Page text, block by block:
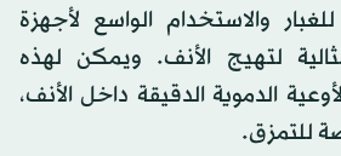
والاستخدام الواسع لأجهزة
لتهيج الأنف. ويمكن لهذه
الدموية الدقيقة داخل الأنف،
للتمزق.